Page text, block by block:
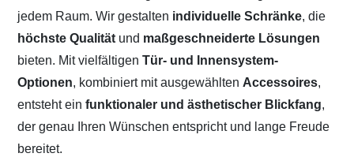
jedem Raum. Wir gestalten individuelle Schränke, die
höchste Qualität und maßgeschneiderte Lösungen
bieten. Mit vielfältigenTür- und Innensystem-
Optionen, kombiniert mit ausgewählten Accessoires,
entsteht einfunktionaler und ästhetischer Blickfang,
der genau Ihren Wünschen entspricht und lange Freude
bereitet.